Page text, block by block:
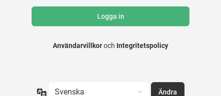
Användarvillkoroch Integritetspolicy
Språk